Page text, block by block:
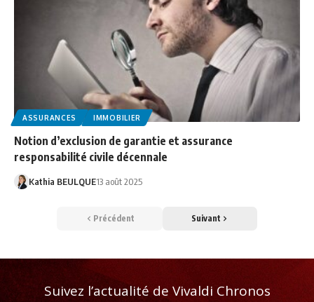
ASSURANCES IMMOBILIER
Notion d’exclusion de garantie et assurance
responsabilité civile décennale
Kathia BEULQUE13 août 2025
Précédent Suivant
Suivez l’actualité de Vivaldi Chronos